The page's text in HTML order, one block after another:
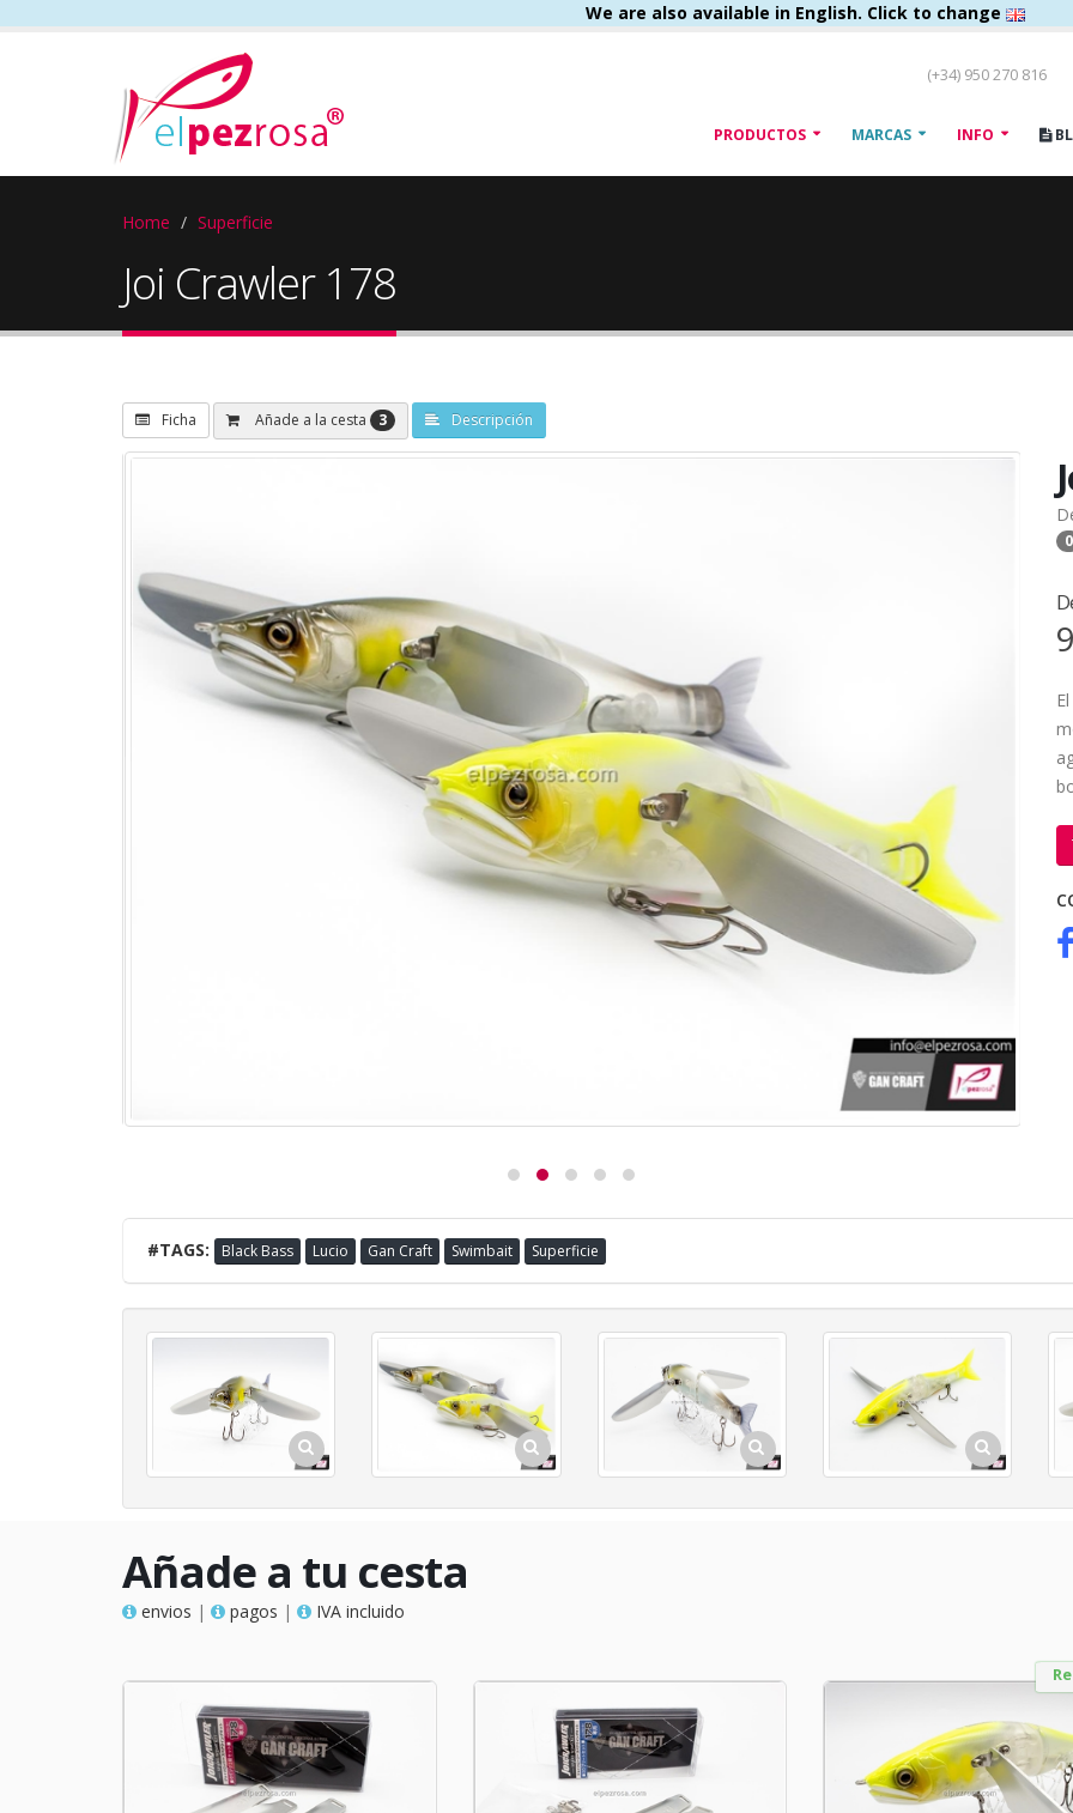
We are also available in English. Click to change
(+34) 950 270 816
PRODUCTOS MARCAS INFO
Home Superficie
Joi Crawler 178
Ficha Añade a la cesta 3 Descripción
0
#TAGS: Black Bass Lucio Gan Craft Swimbait Superficie
Añade a tu cesta
envios | pagos | IVA incluido